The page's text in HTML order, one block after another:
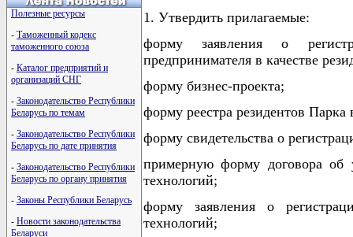
Полезные ресурсы
- Таможенный кодекс
таможенного союза
- Каталог предприятий и
организаций СНГ
- Законодательство Республики
Беларусь по темам
- Законодательство Республики
Беларусь по дате принятия
- Законодательство Республики
Беларусь по органу принятия
- Законы Республики Беларусь
- Новости законодательства
Беларуси
1. Утвердить прилагаемые:
форму заявления о
предпринимателя в качестве
форму бизнес-проекта;
форму реестра резидентов
форму свидетельства о
примерную форму договора об
технологий;
форму заявления о
технологий;